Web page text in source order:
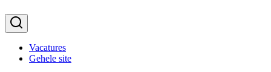
Vacatures
Gehele site